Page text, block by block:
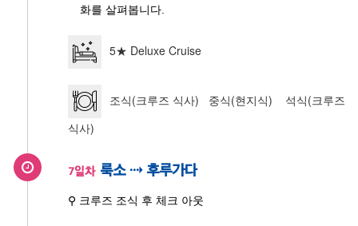
화를 살펴봅니다.
5★ Deluxe Cruise
조식(크루즈 식사) 중식(현지식) 석식(크루즈
식사)
7일차 룩소 ⇢ 후루가다
⚲ 크루즈 조식 후 체크 아웃